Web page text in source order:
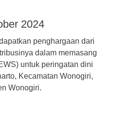
2024
penghargaan dari
dalam memasang
untuk peringatan dini
Kecamatan Wonogiri,
Wonogiri.